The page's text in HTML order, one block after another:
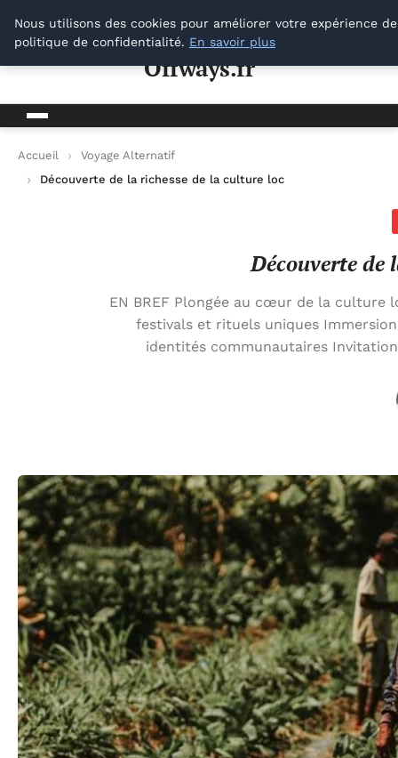
Offways.fr
Offways.fr
Accueil
Voyage Alternatif
Découverte de la richesse de la culture locale
Découverte de
EN BREF Plongée au cœur de la
festivals et rituels uniques
identités communautaires
Nous utilisons des cookies pour améliorer votre expérience
politique de confidentialité. En savoir plus